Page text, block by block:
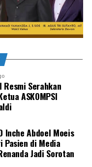
Resmi Serahkan
ASKOMPSI
Inche Abdoel Moeis
Pasien di Media
Jadi Sorotan